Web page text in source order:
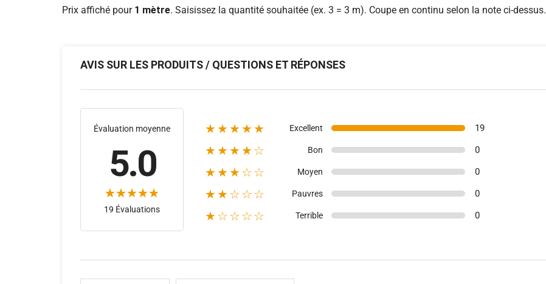
Prix affiché pour 1 mètre. Saisissez la quantité souhaitée (ex. 3 = 3 m). Coupe en continu selon la note ci-dessus.
AVIS SUR LES PRODUITS / QUESTIONS ET RÉPONSES
Évaluation moyenne
5.0
19 Évaluations
★★★★★ Excellent 19
★★★★☆ Bon 0
★★★☆☆ Moyen 0
★★☆☆☆ Pauvres 0
★☆☆☆☆ Terrible 0